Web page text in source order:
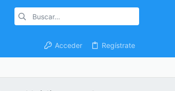
Acceder Regístrate